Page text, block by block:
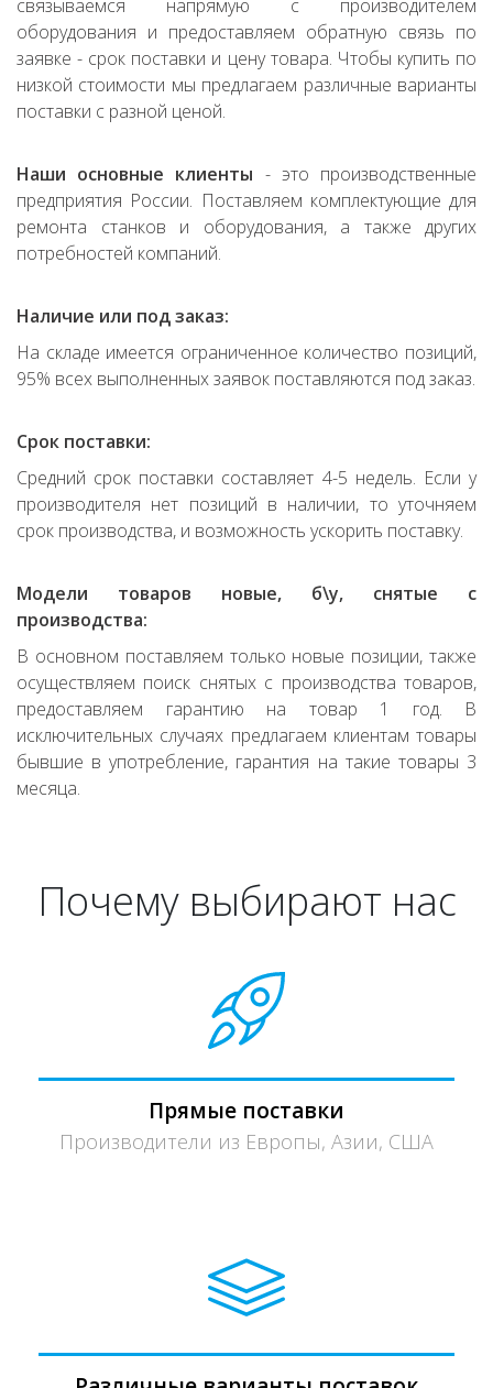
связываемся напрямую с производителем
оборудования и предоставляем обратную связь по
заявке - срок поставки и цену товара. Чтобы купить по
низкой стоимости мы предлагаем различные варианты
поставки с разной ценой.
Наши основные клиенты - это производственные
предприятия России. Поставляем комплектующие для
ремонта станков и оборудования, а также других
потребностей компаний.
Наличие или под заказ:
На складе имеется ограниченное количество позиций,
95% всех выполненных заявок поставляются под заказ.
Срок поставки:
Средний срок поставки составляет 4-5 недель. Если у
производителя нет позиций в наличии, то уточняем
срок производства, и возможность ускорить поставку.
Модели товаров новые, б\у, снятые с
производства:
В основном поставляем только новые позиции, также
осуществляем поиск снятых с производства товаров,
предоставляем гарантию на товар 1 год. В
исключительных случаях предлагаем клиентам товары
бывшие в употребление, гарантия на такие товары 3
месяца.
Почему выбирают нас
Прямые поставки
Производители из Европы, Азии, США